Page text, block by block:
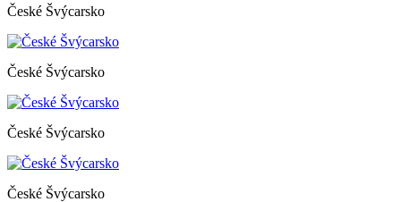
České Švýcarsko
České Švýcarsko
České Švýcarsko
České Švýcarsko